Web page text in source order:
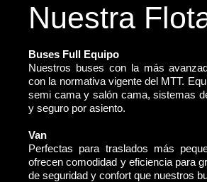
Nuestra
Buses Full Equipo
Nuestros buses con la más
con la normativa vigente del MTT.
semi cama y salón cama, sistemas
y seguro por asiento.
Van
Perfectas para traslados más
ofrecen comodidad y eficiencia para
de seguridad y confort que nuestros